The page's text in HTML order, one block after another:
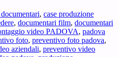
costo
di
Produzione
Video
per
, case produzione
, documentari film, documentari
video PADOVA, padova
foto, preventivo foto padova,
aziendali, preventivo video